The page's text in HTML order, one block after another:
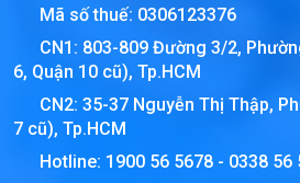
Mã số thuế: 0306123376
CN1: 803-809 Đường 3/2,
6, Quận 10 cũ), Tp.HCM
CN2: 35-37 Nguyễn Thị Thập,
7 cũ), Tp.HCM
Hotline: 1900 56 5678 - 0338 56